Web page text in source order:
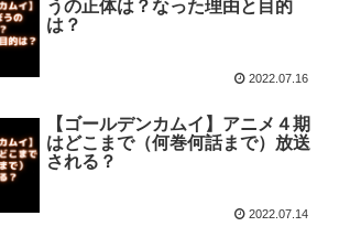
うの正体は？なった理由と目的
は？
2022.07.16
【ゴールデンカムイ】アニメ４期
はどこまで（何巻何話まで）放送
される？
2022.07.14